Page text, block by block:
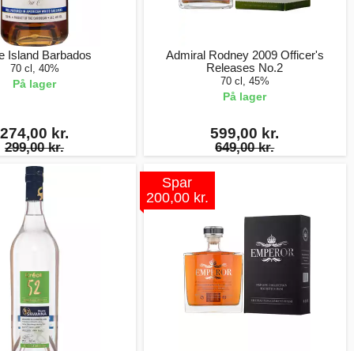
Island Barbados
70 cl, 40%
På lager
274,00 kr.
299,00 kr.
Admiral Rodney 2009 Officer's
Releases No.2
70 cl, 45%
På lager
599,00 kr.
649,00 kr.
Spar
200,00 kr.